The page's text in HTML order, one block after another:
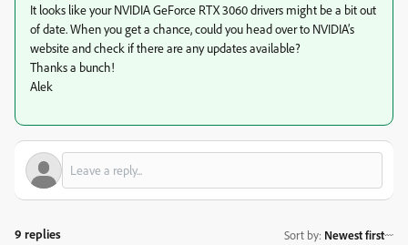
It looks like your NVIDIA GeForce RTX 3060 drivers might be a bit out
of date. When you get a chance, could you head over to NVIDIA’s
website and check if there are any updates available?
Thanks a bunch!
Alek
9 replies Sort by: Newest first